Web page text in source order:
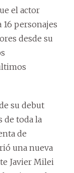
el actor
16 personajes
desde su
su debut
de toda la
de
una nueva
Javier Milei